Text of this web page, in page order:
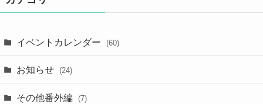
イベントカレンダー (60)
お知らせ (24)
その他番外編 (7)